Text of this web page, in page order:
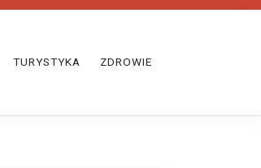
TURYSTYKA ZDROWIE